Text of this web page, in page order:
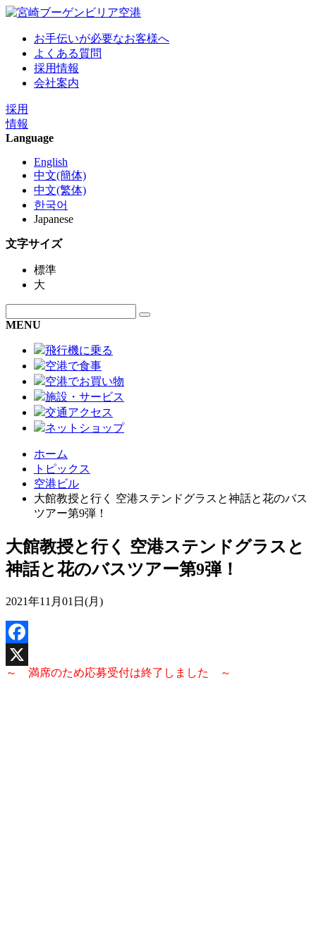
お手伝いが必要なお客様へ
よくある質問
採用情報
会社案内
採用
情報
Language
English
中文(簡体)
中文(繁体)
한국어
Japanese
文字サイズ
標準
大
MENU
飛行機に乗る
空港で食事
空港でお買い物
施設・サービス
交通アクセス
ネットショップ
ホーム
トピックス
空港ビル
大館教授と行く 空港ステンドグラスと神話と花のバス
ツアー第9弾！
大館教授と行く 空港ステンドグラスと
神話と花のバスツアー第9弾！
2021年11月01日(月)
Facebook
X
～ 満席のため応募受付は終了しました ～